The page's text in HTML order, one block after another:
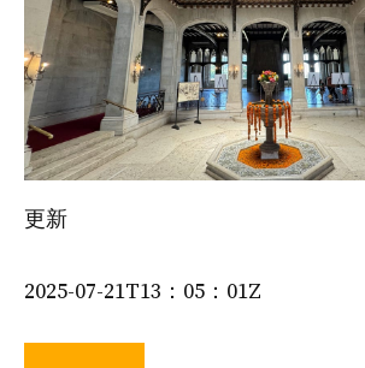
更新
2025-07-21T13：05：01Z